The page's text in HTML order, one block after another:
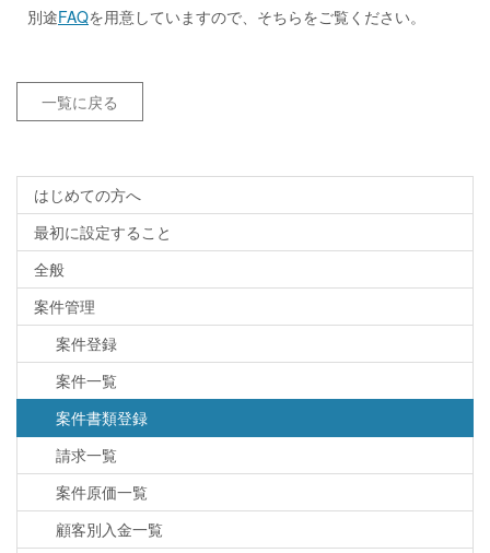
別途FAQを用意していますので、そちらをご覧ください。
一覧に戻る
はじめての方へ
最初に設定すること
全般
案件管理
案件登録
案件一覧
案件書類登録
請求一覧
案件原価一覧
顧客別入金一覧